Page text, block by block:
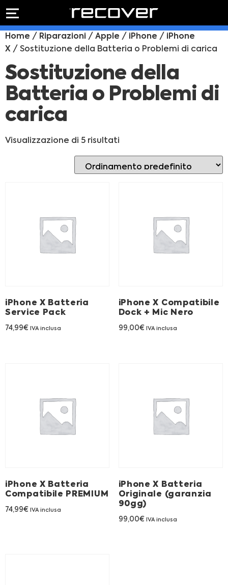
Preventivo online
PREVENTIVO RIPARAZIONE
Shop online
ACQUISTA IPHONE
Rivenditori B2B
Franchising
Contatti
PADOVA
PREVENTIVO
Preventivo
RIPARAZIONE
IPHONE
Riparazione
schermo
Sostituzione
Home / Riparazioni / Apple / iPhone / iPhone
X / Sostituzione della Batteria o Problemi di carica
Sostituzione della
Batteria o Problemi di
carica
Visualizzazione di 5 risultati
iPhone X Batteria
Service Pack
74,99€ IVA inclusa
iPhone X Compatibile
Dock + Mic Nero
99,00€ IVA inclusa
iPhone X Batteria
Compatibile PREMIUM
74,99€ IVA inclusa
iPhone X Batteria
Originale (garanzia
90gg)
99,00€ IVA inclusa